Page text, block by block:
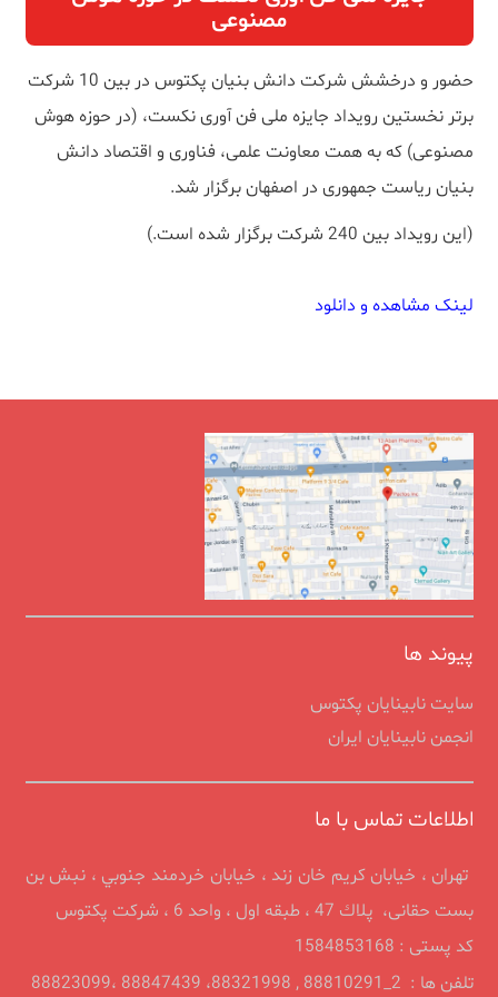
مصنوعی
حضور و درخشش شرکت دانش بنیان پکتوس در بین 10 شرکت
برتر نخستین رویداد جایزه ملی فن آوری نکست، (در حوزه هوش
مصنوعی) که به همت معاونت علمی، فناوری و اقتصاد دانش
بنیان ریاست جمهوری در اصفهان برگزار شد.
(این رویداد بین 240 شرکت برگزار شده است.)
لینک مشاهده و دانلود
پیوند ها
سایت نابینایان پکتوس
انجمن نابينايان ايران
اطلاعات تماس با ما
تهران ، خيابان كريم خان زند ، خیابان خردمند جنوبي ، نبش بن
بست حقانی، پلاك 47 ، طبقه اول ، واحد 6 ، شرکت پکتوس
کد پستی : 1584853168
تلفن ها : 2_88810291 , 88321998، 88847439 ،88823099